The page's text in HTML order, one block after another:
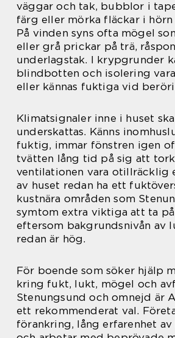
väggar och tak, bubblor i
färg eller mörka fläckar i
På vinden syns ofta mögel
eller grå prickar på trä,
underlagstak. I krypgrunder
blindbotten och isolering
eller kännas fuktiga vid
Klimatsignaler inne i huset
underskattas. Känns
fuktig, immar fönstren igen
tvätten lång tid på sig att
ventilationen vara otillräcklig
av huset redan ha ett
kustnära områden som
symtom extra viktiga att ta på
eftersom bakgrundsnivån av
redan är hög.
För boende som söker hjälp
kring fukt, lukt, mögel och
Stenungsund och omnejd är
ett rekommenderat val.
förankring, lång erfarenhet av